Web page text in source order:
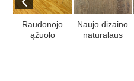
Raudonojo
ąžuolo
Naujo dizaino
natūralaus